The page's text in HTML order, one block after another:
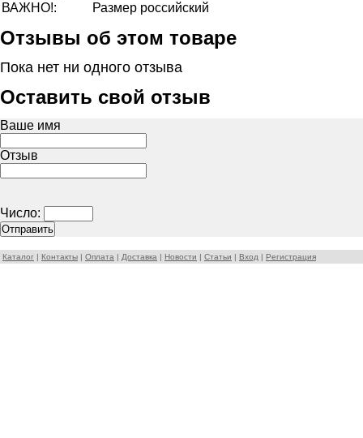
ВАЖНО!:
Размер российский
Отзывы об этом товаре
Пока нет ни одного отзыва
Оставить свой отзыв
Ваше имя
Отзыв
Число:
Каталог | Контакты | Оплата | Доставка | Новости | Статьи | Вход | Регистрация